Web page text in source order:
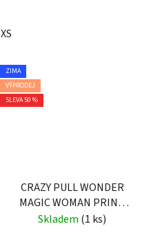
XS
ZIMA
VÝPRODEJ
SLEVA 50 %
CRAZY PULL WONDER
MAGIC WOMAN PRINT
LEILA BLUE
Skladem (1 ks)